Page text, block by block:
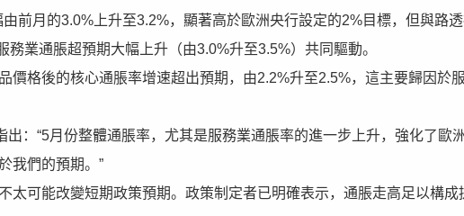
前月的3.0%上升至3.2%，顯著高於歐洲央行設定的2%目標，但與路
業通脹超預期大幅上升（由3.0%升至3.5%）共同驅動。
價格後的核心通脹率增速超出預期，由2.2%升至2.5%，這主要歸因於
：“5月份整體通脹率，尤其是服務業通脹率的進一步上升，強化了歐
我們的預期。”
太可能改變短期政策預期。政策制定者已明確表示，通脹走高足以構成